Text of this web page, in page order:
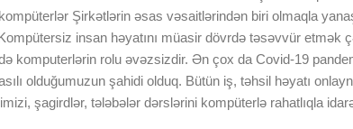
Şirkətlərin əsas vəsaitlərindən biri olmaqla
insan həyatını müasir dövrdə təsəvvür etmək
komputerlərin rolu əvəzsizdir. Ən çox da Covid-19
olduğumuzun şahidi olduq. Bütün iş, təhsil həyatı
şagirdlər, tələbələr dərslərini kompüterlə rahatlıqla